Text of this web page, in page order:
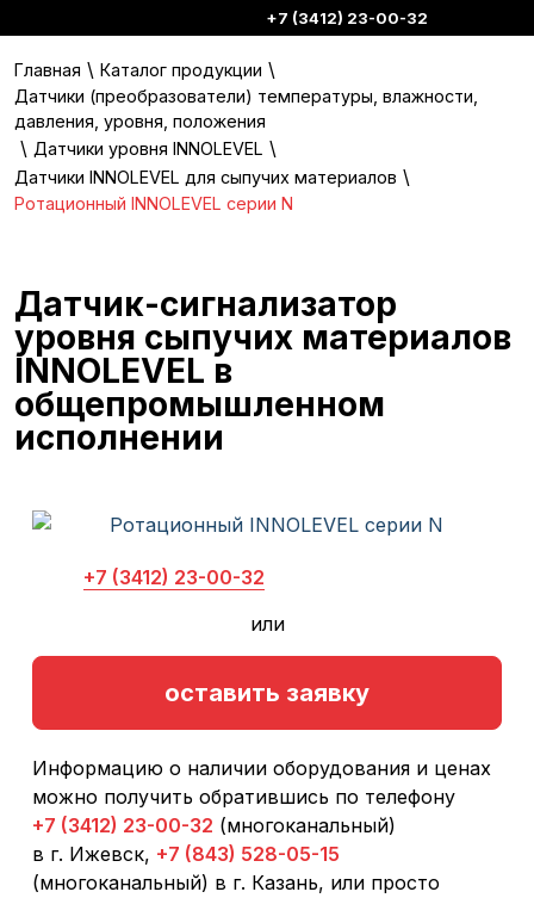
+7 (3412) 23-00-32
Главная \ Каталог продукции \
Датчики (преобразователи) температуры, влажности,
давления, уровня, положения
\ Датчики уровня INNOLEVEL \
Датчики INNOLEVEL для сыпучих материалов \
Ротационный INNOLEVEL серии N
Датчик-сигнализатор
уровня сыпучих материалов
INNOLEVEL в
общепромышленном
исполнении
+7 (3412) 23-00-32
или
оставить заявку
Информацию о наличии оборудования и ценах
можно получить обратившись по телефону
+7 (3412) 23-00-32 (многоканальный)
в г. Ижевск, +7 (843) 528-05-15
(многоканальный) в г. Казань, или просто